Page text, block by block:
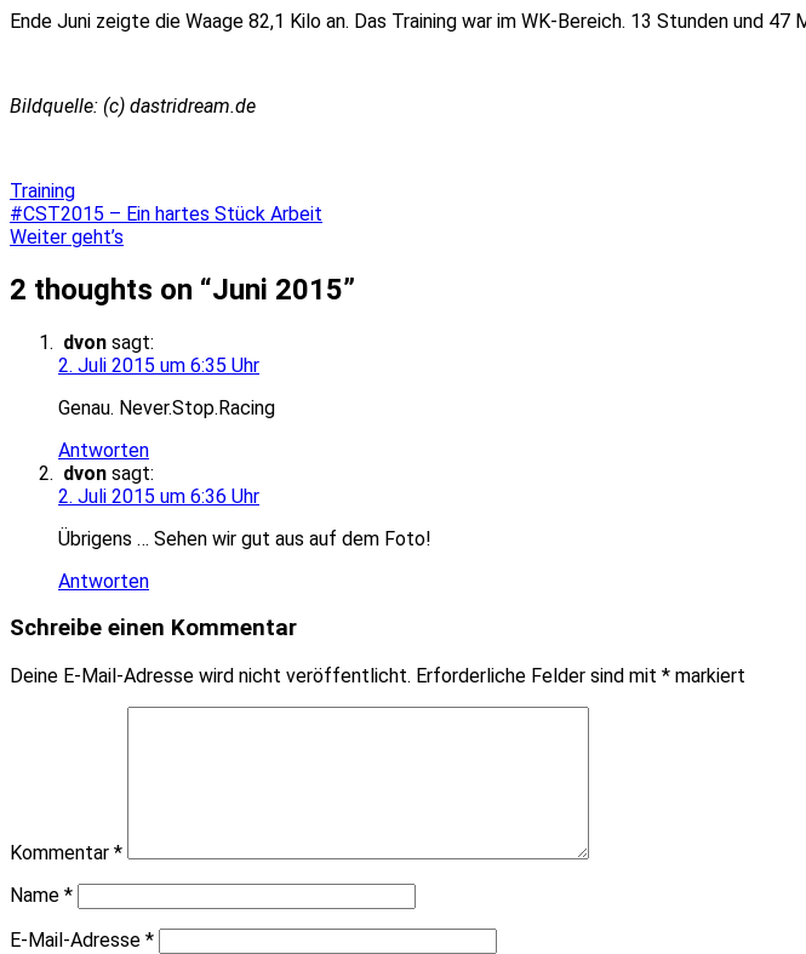
Ende Juni zeigte die Waage 82,1 Kilo an. Das Training war im WK-Bereich. 13 Stunden und 47
Bildquelle: (c) dastridream.de
Training
Beitragsnavigation
#CST2015 – Ein hartes Stück Arbeit
Weiter geht’s
2 thoughts on “Juni 2015”
dvon sagt:
2. Juli 2015 um 6:35 Uhr
Genau. Never.Stop.Racing
Antworten
dvon sagt:
2. Juli 2015 um 6:36 Uhr
Übrigens … Sehen wir gut aus auf dem Foto!
Antworten
Schreibe einen Kommentar
Deine E-Mail-Adresse wird nicht veröffentlicht. Erforderliche Felder sind mit * markiert
Kommentar *
Name *
E-Mail-Adresse *